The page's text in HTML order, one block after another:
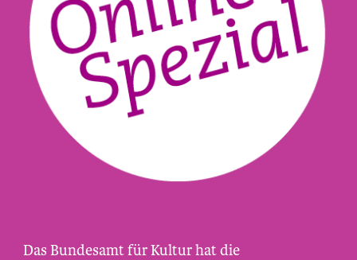
Das Bundesamt für Kultur hat die